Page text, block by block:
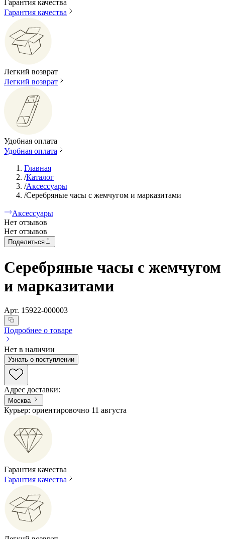
Гарантия качества
Гарантия качества
Легкий возврат
Легкий возврат
Удобная оплата
Удобная оплата
Главная
/Каталог
/Аксессуары
/Серебряные часы с жемчугом и марказитами
Аксессуары
Нет отзывов
Нет отзывов
Поделиться
Серебряные часы с жемчугом
и марказитами
Арт. 15922-000003
Подробнее о товаре
Нет в наличии
Узнать о поступлении
Адрес доставки:
Москва
Курьер: ориентировочно 11 августа
Гарантия качества
Гарантия качества